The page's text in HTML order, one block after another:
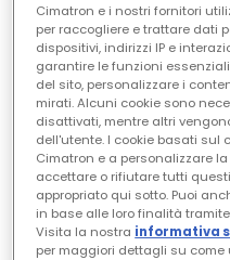
Cimatron e i nostri fornitori
per raccogliere e trattare dati
dispositivi, indirizzi IP e
garantire le funzioni
del sito, personalizzare i
mirati. Alcuni cookie sono
disattivati, mentre altri
dell'utente. I cookie basati sul
Cimatron e a personalizzare
accettare o rifiutare tutti
appropriato qui sotto. Puoi
in base alle loro finalità
Visita la nostra informativa
per maggiori dettagli su come